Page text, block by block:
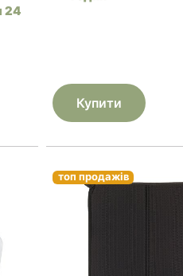
24
Купити
топ продажів